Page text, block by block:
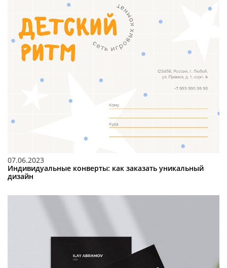
07.06.2023
Индивидуальные конверты: как заказать уникальный
дизайн